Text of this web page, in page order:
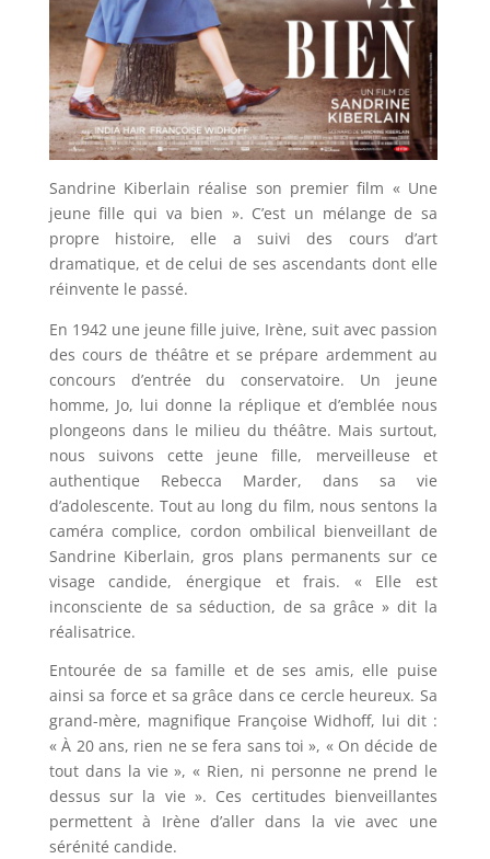
Sandrine Kiberlain réalise son premier film « Une
jeune fille qui va bien ». C’est un mélange de sa
propre histoire, elle a suivi des cours d’art
dramatique, et de celui de ses ascendants dont elle
réinvente le passé.
En 1942 une jeune fille juive, Irène, suit avec passion
des cours de théâtre et se prépare ardemment au
concours d’entrée du conservatoire. Un jeune
homme, Jo, lui donne la réplique et d’emblée nous
plongeons dans le milieu du théâtre. Mais surtout,
nous suivons cette jeune fille, merveilleuse et
authentique Rebecca Marder, dans sa vie
d’adolescente. Tout au long du film, nous sentons la
caméra complice, cordon ombilical bienveillant de
Sandrine Kiberlain, gros plans permanents sur ce
visage candide, énergique et frais. « Elle est
inconsciente de sa séduction, de sa grâce » dit la
réalisatrice.
Entourée de sa famille et de ses amis, elle puise
ainsi sa force et sa grâce dans ce cercle heureux. Sa
grand-mère, magnifique Françoise Widhoff, lui dit :
« À 20 ans, rien ne se fera sans toi », « On décide de
tout dans la vie », « Rien, ni personne ne prend le
dessus sur la vie ». Ces certitudes bienveillantes
permettent à Irène d’aller dans la vie avec une
sérénité candide.